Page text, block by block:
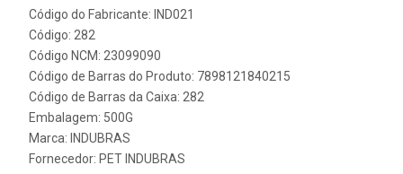
Código do Fabricante: IND021
Código: 282
Código NCM: 23099090
Código de Barras do Produto: 7898121840215
Código de Barras da Caixa: 282
Embalagem: 500G
Marca: INDUBRAS
Fornecedor: PET INDUBRAS